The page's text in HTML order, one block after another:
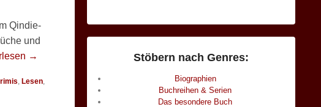
Qindie-
und
→
Lesen
Stöbern nach Genres:
Biographien
Buchreihen & Serien
Das besondere Buch